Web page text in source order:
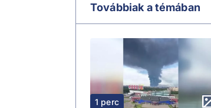
Továbbiak a témában
1 perc